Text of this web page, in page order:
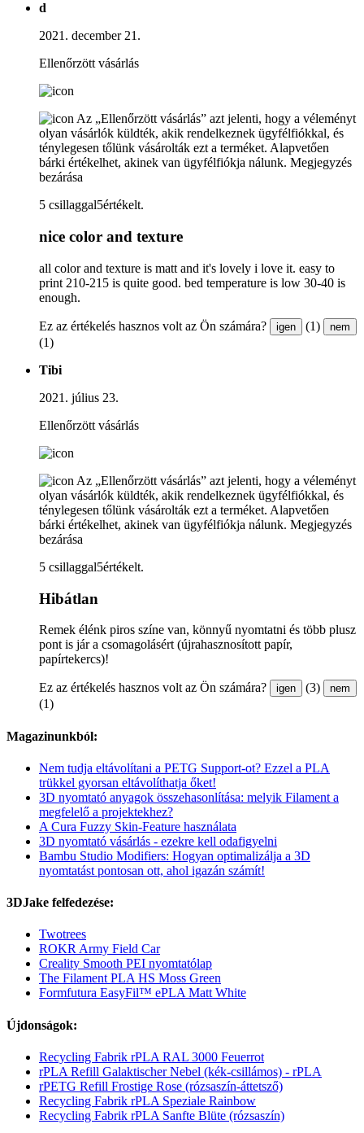
d
2021. december 21.
Ellenőrzött vásárlás
Az „Ellenőrzött vásárlás” azt jelenti, hogy a véleményt
olyan vásárlók küldték, akik rendelkeznek ügyfélfiókkal, és
ténylegesen tőlünk vásárolták ezt a terméket. Alapvetően
bárki értékelhet, akinek van ügyfélfiókja nálunk. Megjegyzés
bezárása
5 csillaggal5értékelt.
nice color and texture
all color and texture is matt and it's lovely i love it. easy to
print 210-215 is quite good. bed temperature is low 30-40 is
enough.
Ez az értékelés hasznos volt az Ön számára? igen (1) nem
(1)
Tibi
2021. július 23.
Ellenőrzött vásárlás
Az „Ellenőrzött vásárlás” azt jelenti, hogy a véleményt
olyan vásárlók küldték, akik rendelkeznek ügyfélfiókkal, és
ténylegesen tőlünk vásárolták ezt a terméket. Alapvetően
bárki értékelhet, akinek van ügyfélfiókja nálunk. Megjegyzés
bezárása
5 csillaggal5értékelt.
Hibátlan
Remek élénk piros színe van, könnyű nyomtatni és több plusz
pont is jár a csomagolásért (újrahasznosított papír,
papírtekercs)!
Ez az értékelés hasznos volt az Ön számára? igen (3) nem
(1)
Magazinunkból:
Nem tudja eltávolítani a PETG Support-ot? Ezzel a PLA
trükkel gyorsan eltávolíthatja őket!
3D nyomtató anyagok összehasonlítása: melyik Filament a
megfelelő a projektekhez?
A Cura Fuzzy Skin-Feature használata
3D nyomtató vásárlás - ezekre kell odafigyelni
Bambu Studio Modifiers: Hogyan optimalizálja a 3D
nyomtatást pontosan ott, ahol igazán számít!
3DJake felfedezése:
Twotrees
ROKR Army Field Car
Creality Smooth PEI nyomtatólap
The Filament PLA HS Moss Green
Formfutura EasyFil™ ePLA Matt White
Újdonságok:
Recycling Fabrik rPLA RAL 3000 Feuerrot
rPLA Refill Galaktischer Nebel (kék-csillámos) - rPLA
rPETG Refill Frostige Rose (rózsaszín-áttetsző)
Recycling Fabrik rPLA Speziale Rainbow
Recycling Fabrik rPLA Sanfte Blüte (rózsaszín)